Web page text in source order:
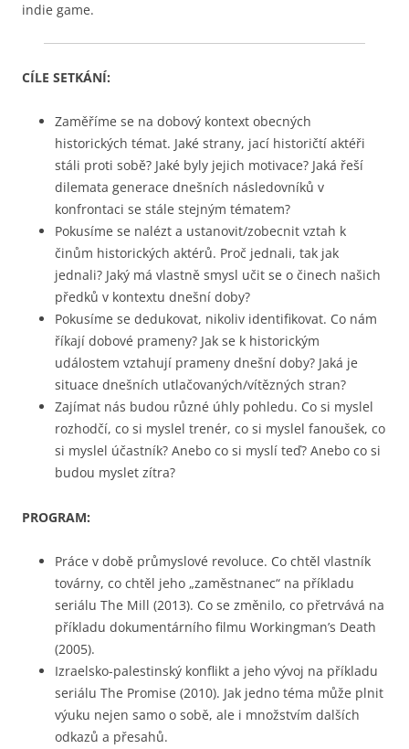
indie game.
CÍLE SETKÁNÍ:
Zaměříme se na dobový kontext obecných
historických témat. Jaké strany, jací historičtí aktéři
stáli proti sobě? Jaké byly jejich motivace? Jaká řeší
dilemata generace dnešních následovníků v
konfrontaci se stále stejným tématem?
Pokusíme se nalézt a ustanovit/zobecnit vztah k
činům historických aktérů. Proč jednali, tak jak
jednali? Jaký má vlastně smysl učit se o činech našich
předků v kontextu dnešní doby?
Pokusíme se dedukovat, nikoliv identifikovat. Co nám
říkají dobové prameny? Jak se k historickým
událostem vztahují prameny dnešní doby? Jaká je
situace dnešních utlačovaných/vítězných stran?
Zajímat nás budou různé úhly pohledu. Co si myslel
rozhodčí, co si myslel trenér, co si myslel fanoušek, co
si myslel účastník? Anebo co si myslí teď? Anebo co si
budou myslet zítra?
PROGRAM:
Práce v době průmyslové revoluce. Co chtěl vlastník
továrny, co chtěl jeho „zaměstnanec“ na příkladu
seriálu The Mill (2013). Co se změnilo, co přetrvává na
příkladu dokumentárního filmu Workingman’s Death
(2005).
Izraelsko-palestinský konflikt a jeho vývoj na příkladu
seriálu The Promise (2010). Jak jedno téma může plnit
výuku nejen samo o sobě, ale i množstvím dalších
odkazů a přesahů.